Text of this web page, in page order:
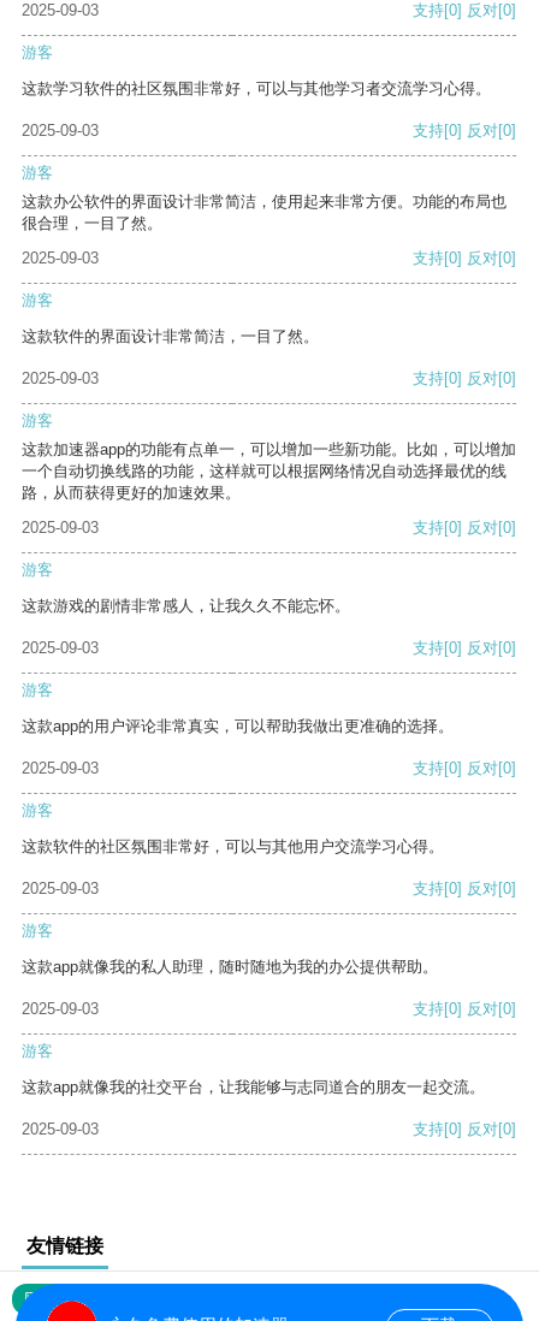
2025-09-03 支持[0] 反对[0]
游客
这款学习软件的社区氛围非常好，可以与其他学习者交流学习心得。
2025-09-03 支持[0] 反对[0]
游客
这款办公软件的界面设计非常简洁，使用起来非常方便。功能的布局也
很合理，一目了然。
2025-09-03
支持[0] 反对[0]
游客
这款软件的界面设计非常简洁，一目了然。
2025-09-03 支持[0] 反对[0]
游客
这款加速器app的功能有点单一，可以增加一些新功能。比如，可以增加
一个自动切换线路的功能，这样就可以根据网络情况自动选择最优的线
路，从而获得更好的加速效果。
2025-09-03
支持[0] 反对[0]
游客
这款游戏的剧情非常感人，让我久久不能忘怀。
2025-09-03 支持[0] 反对[0]
游客
这款app的用户评论非常真实，可以帮助我做出更准确的选择。
2025-09-03 支持[0] 反对[0]
游客
这款软件的社区氛围非常好，可以与其他用户交流学习心得。
2025-09-03 支持[0] 反对[0]
游客
这款app就像我的私人助理，随时随地为我的办公提供帮助。
2025-09-03 支持[0] 反对[0]
游客
这款app就像我的社交平台，让我能够与志同道合的朋友一起交流。
2025-09-03 支持[0] 反对[0]
友情链接
网站地图